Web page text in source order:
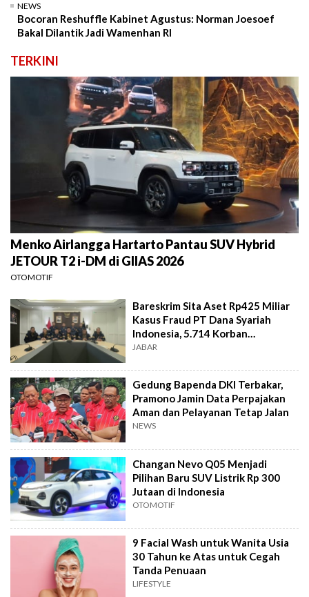
NEWS
Bocoran Reshuffle Kabinet Agustus: Norman Joesoef
Bakal Dilantik Jadi Wamenhan RI
TERKINI
Menko Airlangga Hartarto Pantau SUV Hybrid
JETOUR T2 i-DM di GIIAS 2026
OTOMOTIF
Bareskrim Sita Aset Rp425 Miliar
Kasus Fraud PT Dana Syariah
Indonesia, 5.714 Korban
Terverifikasai
JABAR
Gedung Bapenda DKI Terbakar,
Pramono Jamin Data Perpajakan
Aman dan Pelayanan Tetap Jalan
NEWS
Changan Nevo Q05 Menjadi
Pilihan Baru SUV Listrik Rp 300
Jutaan di Indonesia
OTOMOTIF
9 Facial Wash untuk Wanita Usia
30 Tahun ke Atas untuk Cegah
Tanda Penuaan
LIFESTYLE